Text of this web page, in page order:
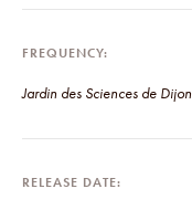
FREQUENCY
Jardin des Sciences de Dijon
RELEASE DATE